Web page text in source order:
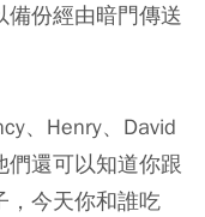
份經由暗門傳送
、Henry、David
還可以知道你跟
，今天你和誰吃